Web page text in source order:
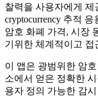
찰력을 사용자에게 제
cryptocurrency 추적
암호 화폐 가격, 시장
기위한 체계적이고
이 앱은 광범위한 암
소에서 얻은 정확한
용자 정의 가능한 감